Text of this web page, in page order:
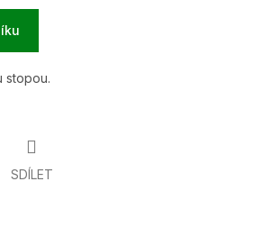
stopou.
SDÍLET